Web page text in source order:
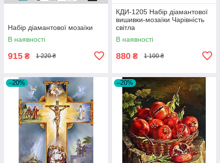
Набір діамантової мозаїки
В наявності
915 ₴ 1 220 ₴
КДИ-1205 Набір діамантової
вишивки-мозаїки Чарівність
світла
В наявності
880 ₴ 1 100 ₴
–20% –20%